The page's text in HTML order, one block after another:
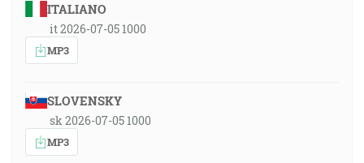
ITALIANO
it 2026-07-05 1000
MP3
SLOVENSKY
sk 2026-07-05 1000
MP3